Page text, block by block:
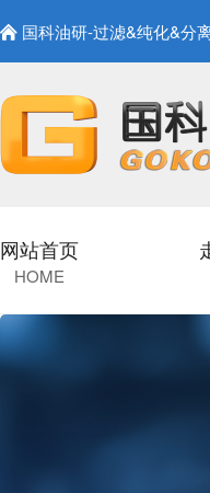
国科油研-过滤&纯化&分
网站首页
HOME